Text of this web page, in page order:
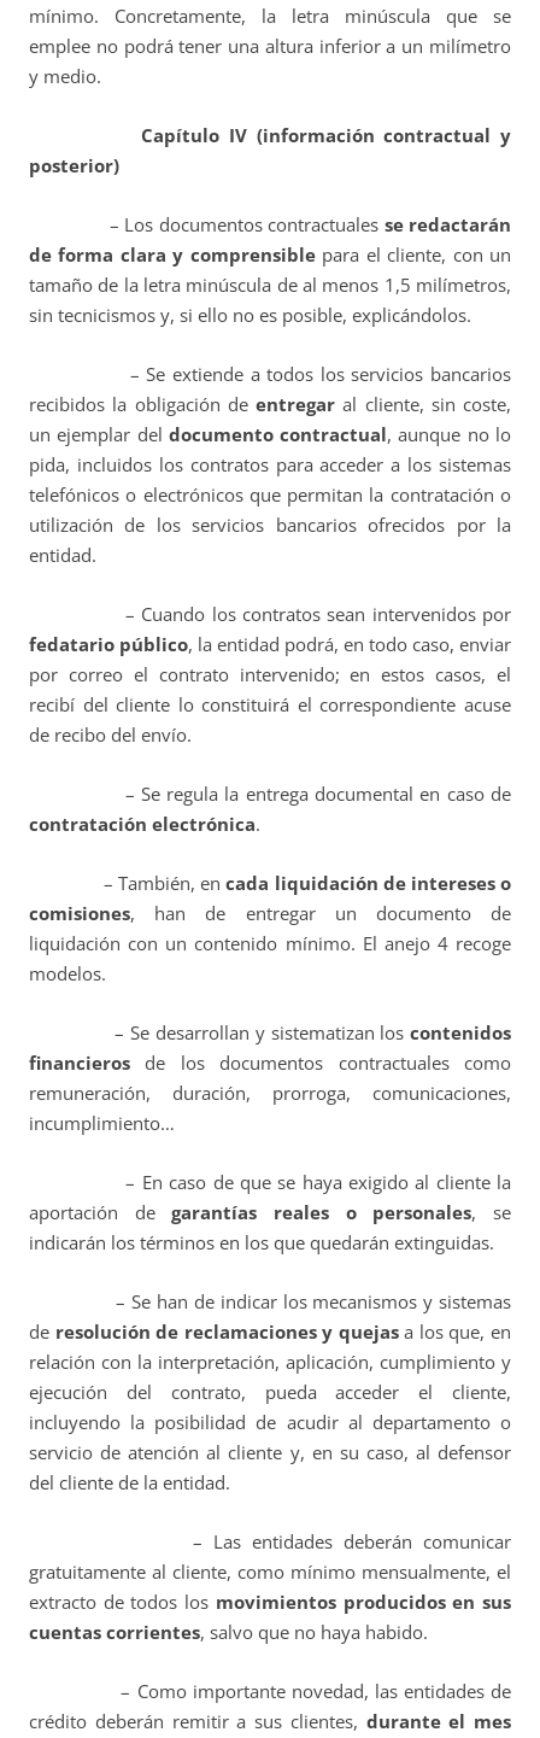
mínimo. Concretamente, la letra minúscula que se
emplee no podrá tener una altura inferior a un milímetro
y medio.
Capítulo IV (información contractual y
posterior)
– Los documentos contractuales se redactarán
de forma clara y comprensiblepara el cliente, con un
tamaño de la letra minúscula de al menos 1,5 milímetros,
sin tecnicismos y, si ello no es posible, explicándolos.
– Se extiende a todos los servicios bancarios
recibidos la obligación de entregar al cliente, sin coste,
un ejemplar del documento contractual, aunque no lo
pida, incluidos los contratos para acceder a los sistemas
telefónicos o electrónicos que permitan la contratación o
utilización de los servicios bancarios ofrecidos por la
entidad.
– Cuando los contratos sean intervenidos por
fedatario público, la entidad podrá, en todo caso, enviar
por correo el contrato intervenido; en estos casos, el
recibí del cliente lo constituirá el correspondiente acuse
de recibo del envío.
– Se regula la entrega documental en caso de
contratación electrónica.
– También, encada liquidación de intereses o
comisiones, han de entregar un documento de
liquidación con un contenido mínimo. El anejo 4 recoge
modelos.
– Se desarrollan y sistematizan loscontenidos
financieros de los documentos contractuales como
remuneración, duración, prorroga, comunicaciones,
incumplimiento…
– En caso de que se haya exigido al cliente la
aportación degarantías reales o personales, se
indicarán los términos en los que quedarán extinguidas.
– Se han de indicar los mecanismos y sistemas
de resolución de reclamaciones y quejasa los que, en
relación con la interpretación, aplicación, cumplimiento y
ejecución del contrato, pueda acceder el cliente,
incluyendo la posibilidad de acudir al departamento o
servicio de atención al cliente y, en su caso, al defensor
del cliente de la entidad.
– Las entidades deberán comunicar
gratuitamente al cliente, como mínimo mensualmente, el
extracto de todos los movimientos producidos en sus
cuentas corrientes, salvo que no haya habido.
– Como importante novedad, las entidades de
crédito deberán remitir a sus clientes, durante el mes